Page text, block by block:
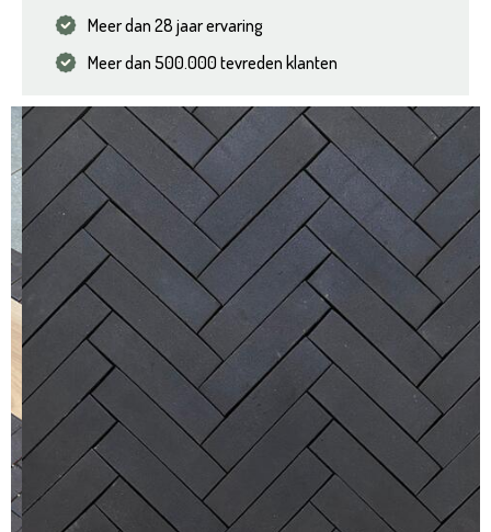
Meer dan 28 jaar ervaring
Meer dan 500.000 tevreden klanten